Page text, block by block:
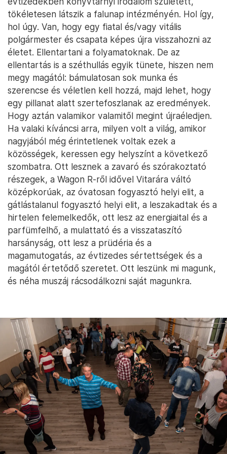
Újabban elterjedt aleset az elszármazottak
találkozója. A korábbi falunap helyén, a korábbi
szüreti felvonulás helyén vagy a templom
szentjének ünnepén. Itt a helyi lakosság már
gyönge. Itt egy normális falunap már nem történik
meg magától. Nincs már meg a normális társadalmi
szerkezet, nincsenek gyerekek, fiatalok,
középkorúak. A szervezést talán még megoldják
helyben, de a közönség, a lényeg: valójában
vendégek. Hiszen nem otthon laknak.Ha hoznak is
gyerekeket, ők tökéletesen idegenek egymásnak.
Kivétel nélkül városiak. Unatkoznak, telefonnal
játszanak az asztal alatt. Gyakran ugyanabból a
közeli városból jönnek, és mégis: csak a szülők
ismerik egymást. A beszédekben hangsúlyt kap a
szerető közösség, a múlt és a remény. Az
életképesség, amit harapni lehet a levegőben.
Aztán estére ott marad, magára marad a falu.
Délután még tisztára mosott autók álltak a hidakon,
most viszont újra csönd és sötétség. Aznap egy
kicsit újra megmutatta magát itt az élet.
évtizedekben könyvtárnyi irodalom született,
tökéletesen látszik a falunap intézményén. Hol így,
hol úgy. Van, hogy egy fiatal és/vagy vitális
polgármester és csapata képes újra visszahozni az
életet. Ellentartani a folyamatoknak. De az
ellentartás is a széthullás egyik tünete, hiszen nem
megy magától: bámulatosan sok munka és
szerencse és véletlen kell hozzá, majd lehet, hogy
egy pillanat alatt szertefoszlanak az eredmények.
Hogy aztán valamikor valamitől megint újraéledjen.
Ha valaki kíváncsi arra, milyen volt a világ, amikor